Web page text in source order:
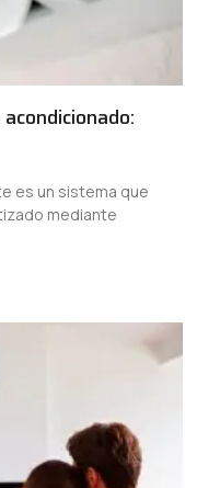
es un sistema que
mediante